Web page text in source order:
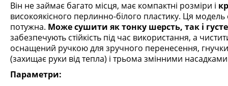
Він не займає багато місця, має компактні розміри і
високоякісного перлинно-білого пластику. Ця модель
потужна. Може сушити як тонку шерсть, так і
забезпечують стійкість під час використання, а
оснащений ручкою для зручного перенесення,
(захищає руки від тепла) і трьома змінними
Параметри: